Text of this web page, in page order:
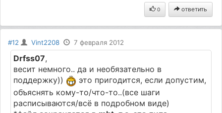
0 ответить
#12 Vint2208 7 февраля 2012
Drfss07,
весит немного.. да и необязательно в
поддержку))
это пригодится, если допустим,
объяснять кому-то/что-то..(все шаги
расписываются/всё в подробном виде)